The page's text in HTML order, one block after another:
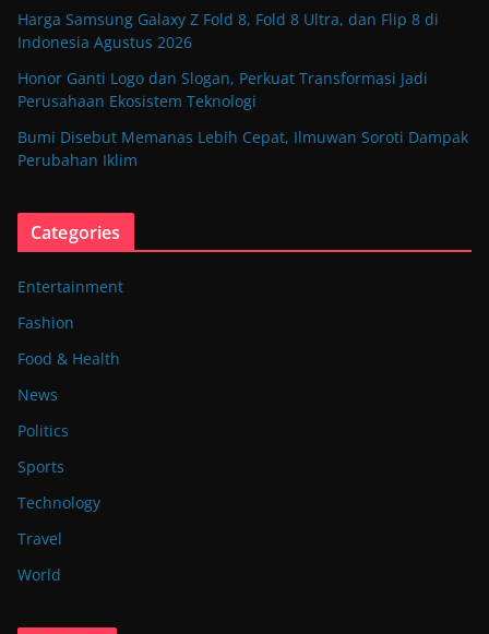
Harga Samsung Galaxy Z Fold 8, Fold 8 Ultra, dan Flip 8 di
Indonesia Agustus 2026
Honor Ganti Logo dan Slogan, Perkuat Transformasi Jadi
Perusahaan Ekosistem Teknologi
Bumi Disebut Memanas Lebih Cepat, Ilmuwan Soroti Dampak
Perubahan Iklim
Categories
Entertainment
Fashion
Food & Health
News
Politics
Sports
Technology
Travel
World